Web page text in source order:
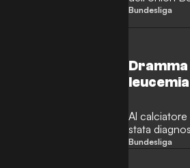
Bundesliga
Dramma
leucemia
Al calciatore
stata
Bundesliga